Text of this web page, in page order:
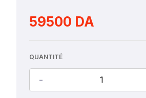
59500 DA
QUANTITÉ
-